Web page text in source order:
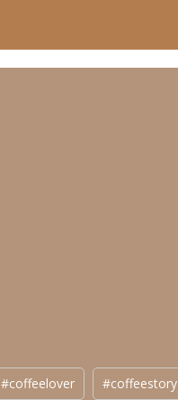
#coffeelover #coffeestory